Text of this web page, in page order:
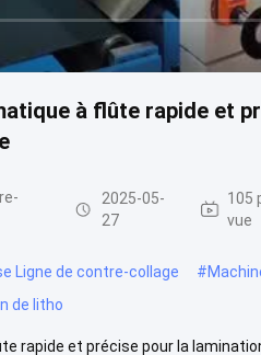
à flûte rapide et
2025-05-
27
105
vue
Ligne de contre-collage #
de litho
rapide et précise pour la